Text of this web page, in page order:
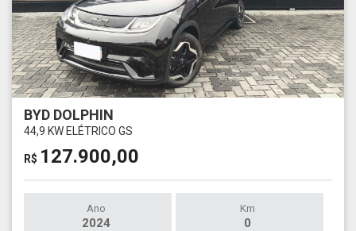
BYD DOLPHIN
44,9 KW ELÉTRICO GS
R$ 127.900,00
Ano
2024
Km
0